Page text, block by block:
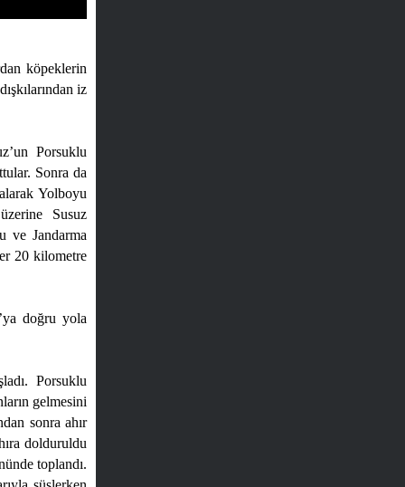
köpeklerin
iz
Porsuklu
Sonra da
Yolboyu
Susuz
ve Jandarma
20 kilometre
doğru yola
Porsuklu
gelmesini
sonra ahır
dolduruldu
toplandı.